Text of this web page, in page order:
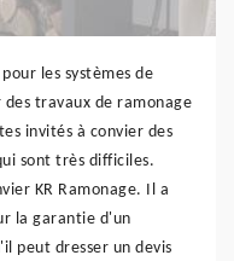
les systèmes de
travaux de ramonage
invités à convier des
sont très difficiles.
KR Ramonage. Il a
la garantie d'un
peut dresser un devis